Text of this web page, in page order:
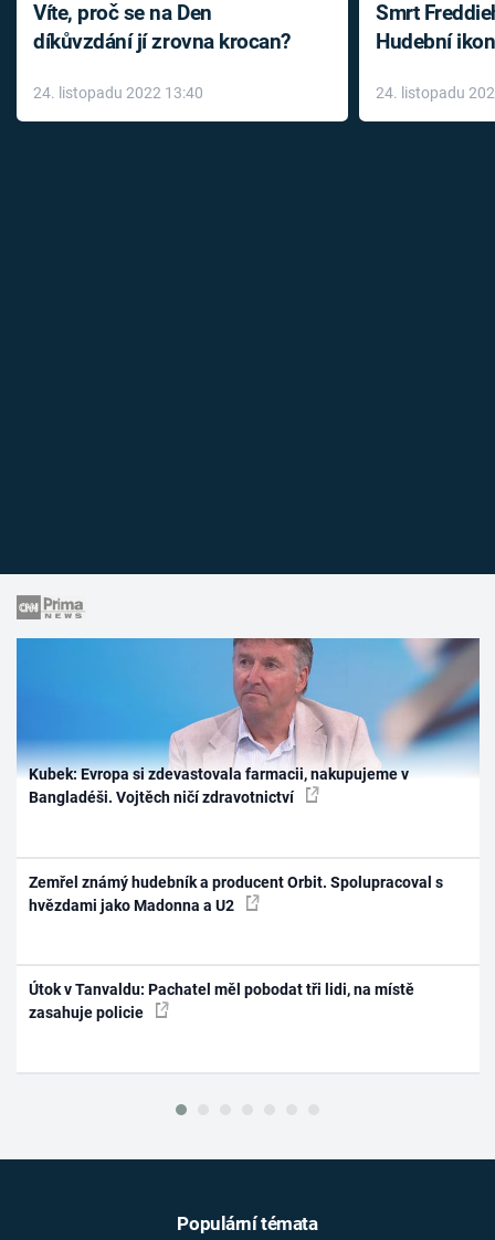
Víte, proč se na Den
díkůvzdání jí zrovna krocan?
24. listopadu 2022 13:40
Smrt
Hudební
léky
24. listopadu
Kubek: Evropa si zdevastovala farmacii, nakupujeme v
Bangladéši. Vojtěch ničí zdravotnictví
Zemřel známý hudebník a producent Orbit. Spolupracoval s
hvězdami jako Madonna a U2
Útok v Tanvaldu: Pachatel měl pobodat tři lidi, na místě
zasahuje policie
Populární témata